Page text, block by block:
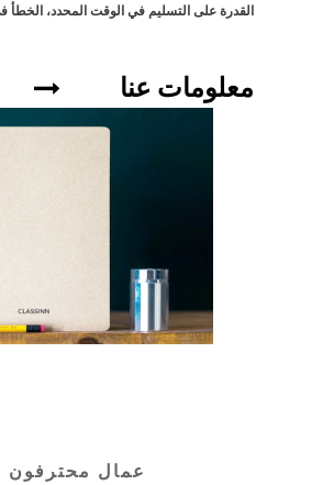
القدرة على التسليم في الوقت المحدد، الخطأ في
معلومات عنا
عمال محترفون